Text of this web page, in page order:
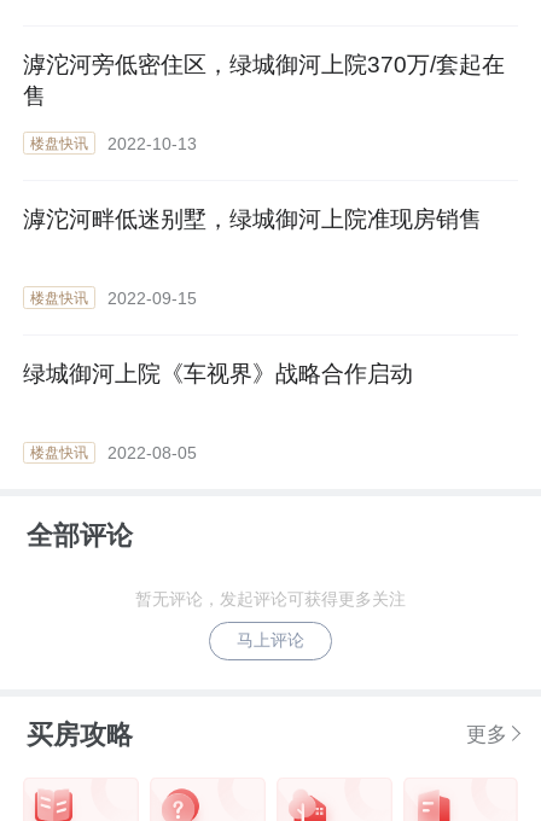
滹沱河旁低密住区，绿城御河上院370万/套起在
售
楼盘快讯 2022-10-13
滹沱河畔低迷别墅，绿城御河上院准现房销售
楼盘快讯 2022-09-15
绿城御河上院《车视界》战略合作启动
楼盘快讯 2022-08-05
全部评论
暂无评论，发起评论可获得更多关注
马上评论
买房攻略 更多